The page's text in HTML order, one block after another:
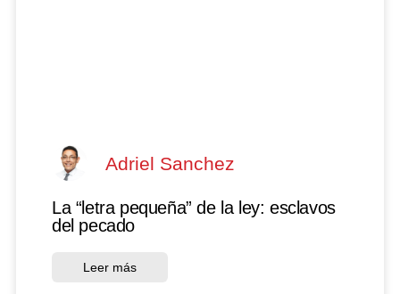
Adriel Sanchez
La “letra pequeña” de la ley: esclavos
del pecado
Leer más